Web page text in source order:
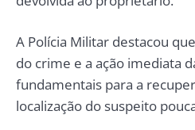
A Polícia Militar destacou
do crime e a ação imediata
fundamentais para a
localização do suspeito